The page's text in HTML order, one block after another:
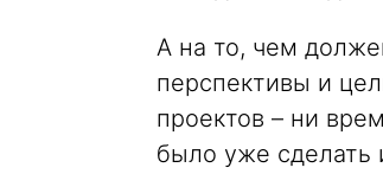
А на то, чем
перспективы и
проектов – ни
было уже сделать